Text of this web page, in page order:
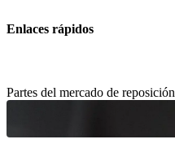
Enlaces rápidos
Partes del mercado de reposición